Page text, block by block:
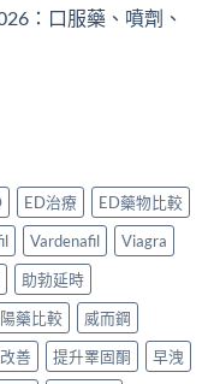
：口服藥、噴劑、
ED治療
ED藥物比較
Vardenafil
Viagra
助勃延時
藥比較
威而鋼
善 提升睪固酮 早洩